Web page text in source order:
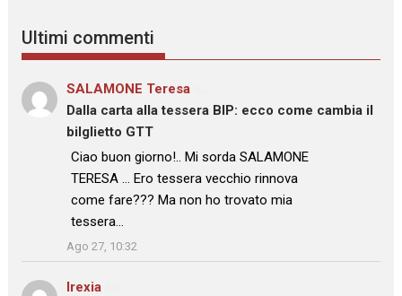
Ultimi commenti
SALAMONE Teresa
Dalla carta alla tessera BIP: ecco come cambia il
bilglietto GTT
: “
Ciao buon giorno!.. Mi sorda SALAMONE
TERESA … Ero tessera vecchio rinnova
come fare??? Ma non ho trovato mia
tessera…
”
Ago 27, 10:32
Irexia